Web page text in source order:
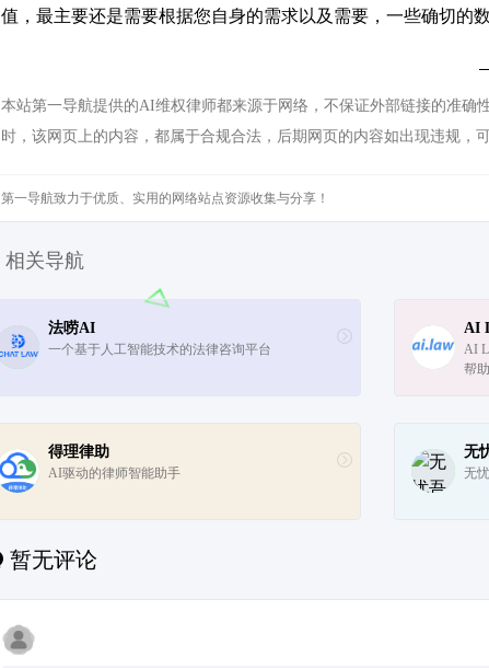
值，最主要还是需要根据您自身的需求以及需要，一些确切的
本站第一导航提供的AI维权律师都来源于网络，不保证外部链接的准确
时，该网页上的内容，都属于合规合法，后期网页的内容如出现违规，
第一导航致力于优质、实用的网络站点资源收集与分享！
相关导航
法唠AI
一个基于人工智能技术的法律咨询平台
AI
AI
帮
得理律助
AI驱动的律师智能助手
无
无
暂无评论